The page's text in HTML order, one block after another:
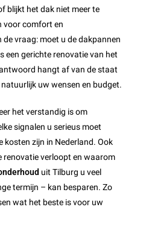
blijkt het dak niet meer te
voor comfort en
vraag: moet u de dakpannen
een gerichte renovatie van het
hangt af van de staat
uw wensen en budget.
het verstandig is om
signalen u serieus moet
kosten zijn in Nederland. Ook
renovatie verloopt en waarom
uit Tilburg u veel
termijn – kan besparen. Zo
wat het beste is voor uw